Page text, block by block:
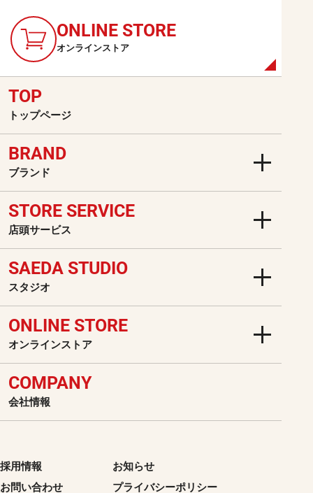
ONLINE STORE
オンラインストア
TOP
トップページ
BRAND
ブランド
STORE SERVICE
店頭サービス
SAEDA STUDIO
スタジオ
ONLINE STORE
オンラインストア
COMPANY
会社情報
採用情報
お知らせ
お問い合わせ
プライバシーポリシー